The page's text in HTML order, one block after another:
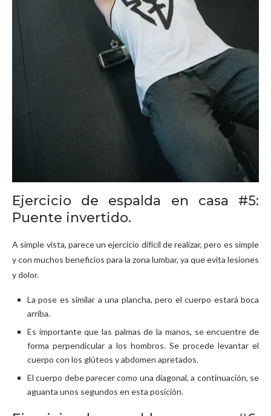
Ejercicio de espalda en casa #5:
Puente invertido.
A simple vista, parece un ejercicio difícil de realizar, pero es simple
y con muchos beneficios para la zona lumbar, ya que evita lesiones
y dolor.
La pose es similar a una plancha, pero el cuerpo estará boca
arriba.
Es importante que las palmas de la manos, se encuentre de
forma perpendicular a los hombros. Se procede levantar el
cuerpo con los glúteos y abdomen apretados.
El cuerpo debe parecer como una diagonal, a continuación, se
aguanta unos segundos en esta posición.